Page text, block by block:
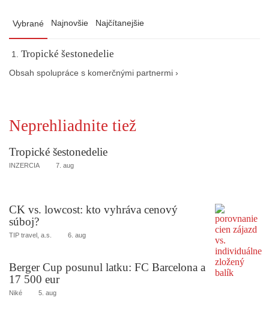
Vybrané Najnovšie Najčítanejšie
Tropické šestonedelie
Obsah spolupráce s komerčnými partnermi ›
Neprehliadnite tiež
Tropické šestonedelie
INZERCIA 7. aug
CK vs. lowcost: kto vyhráva cenový
súboj?
TIP travel, a.s. 6. aug
Berger Cup posunul latku: FC Barcelona a
17 500 eur
Niké 5. aug